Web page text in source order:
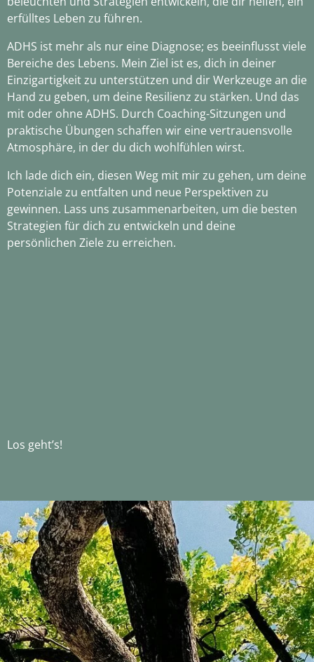
erfülltes Leben zu führen.
ADHS ist mehr als nur eine Diagnose; es beeinflusst viele
Bereiche des Lebens. Mein Ziel ist es, dich in deiner
Einzigartigkeit zu unterstützen und dir Werkzeuge an die
Hand zu geben, um deine Resilienz zu stärken. Und das
mit oder ohne ADHS. Durch Coaching-Sitzungen und
praktische Übungen schaffen wir eine vertrauensvolle
Atmosphäre, in der du dich wohlfühlen wirst.
Ich lade dich ein, diesen Weg mit mir zu gehen, um deine
Potenziale zu entfalten und neue Perspektiven zu
gewinnen. Lass uns zusammenarbeiten, um die besten
Strategien für dich zu entwickeln und deine
persönlichen Ziele zu erreichen.
Los geht’s!